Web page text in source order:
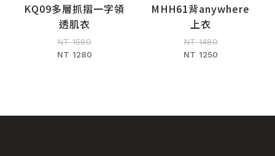
加入購物車
KQ09多層抓摺一字領
透肌衣
NT 1580
NT 1280
加入購物車
MHH61背anywhere
上衣
NT 1480
NT 1250